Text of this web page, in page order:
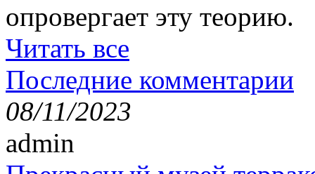
опровергает эту теорию.
Читать все
Последние комментарии
08/11/2023
admin